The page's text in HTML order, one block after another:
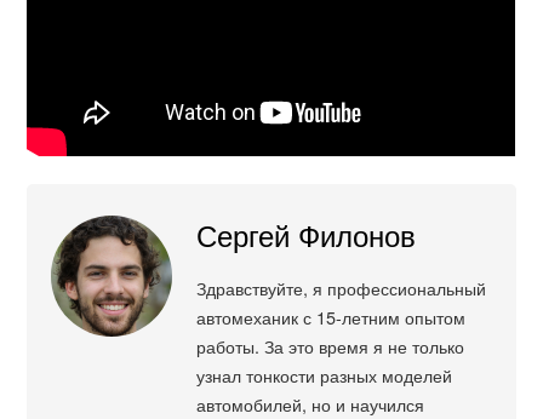
Сергей Филонов
Здравствуйте, я профессиональный
автомеханик с 15-летним опытом
работы. За это время я не только
узнал тонкости разных моделей
автомобилей, но и научился